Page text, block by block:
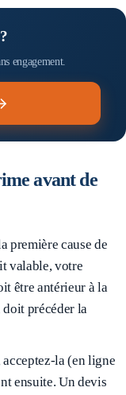
engagement.
avant de
première cause de
valable, votre
être antérieur à la
précéder la
la (en ligne
ensuite. Un devis